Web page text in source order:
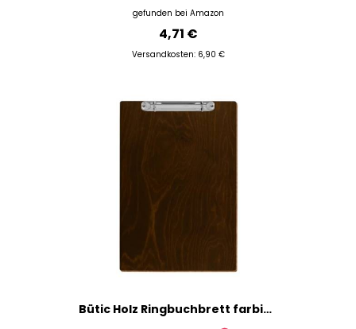
gefunden bei Amazon
4,71 €
Versandkosten: 6,90 €
Bütic Holz Ringbuchbrett farbig - für DIN A3 A4 A5 aus 3 mm Birkensperrholz und mit widerstandsfähigem Klarlack versiegelt, Format:A5 hoch, Farbe:Eiche dunkel